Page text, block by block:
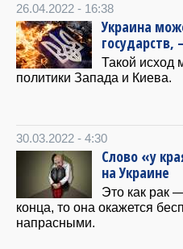
26.04.2022 - 16:38
Украина
Такой исход
политики Запада и Киева.
30.03.2022 - 4:30
Слово «у
на Украине
Это как рак
конца, то она окажется
напрасными.